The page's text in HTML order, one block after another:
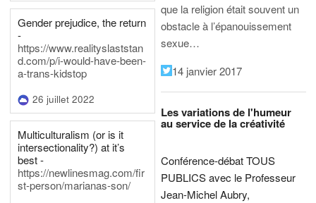
Gender prejudice, the return
-
https://www.realityslaststan
d.com/p/i-would-have-been-
a-trans-kidstop
26 juillet 2022
Multiculturalism (or is it
intersectionality?) at it’s
best -
https://newlinesmag.com/fir
st-person/marianas-son/
que la religion était souvent un
obstacle à l’épanouissement
sexue…
14 janvier 2017
Les variations de l'humeur
au service de la créativité
Conférence-débat TOUS
PUBLICS avec le Professeur
Jean-Michel Aubry,